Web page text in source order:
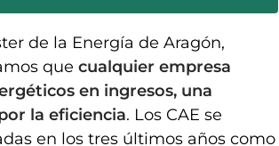
de la Energía de Aragón,
que cualquier empresa
en ingresos, una
la eficiencia. Los CAE se
en los tres últimos años como